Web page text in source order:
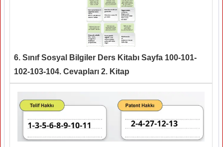
6. Sınıf Sosyal Bilgiler Ders Kitabı Sayfa 100-101-
102-103-104. Cevapları 2. Kitap